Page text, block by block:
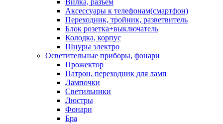
Вилка, разъем
Аксессуары к телефонам(смартфон)
Переходник, тройник, разветвитель
Блок розетка+выключатель
Колодка, корпус
Шнуры электро
Осветительные приборы, фонари
Прожектор
Патрон, переходник для ламп
Лампочки
Светильники
Люстры
Фонари
Бра